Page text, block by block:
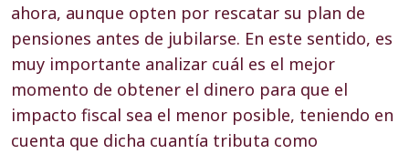
ahora, aunque opten por rescatar su plan de
pensiones antes de jubilarse. En este sentido, es
muy importante analizar cuál es el mejor
momento de obtener el dinero para que el
impacto fiscal sea el menor posible, teniendo en
cuenta que dicha cuantía tributa como